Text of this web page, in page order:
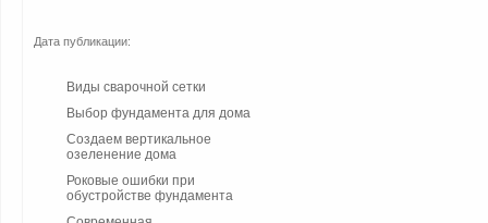
Дата публикации:
Виды сварочной сетки
Выбор фундамента для дома
Создаем вертикальное
озеленение дома
Роковые ошибки при
обустройстве фундамента